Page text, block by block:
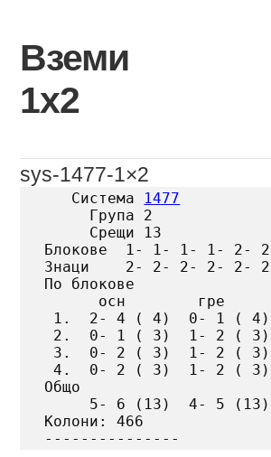
content
Вземи
1х2
sys-1477-1×2
   Система
1477
     Група 2
     Срещи 13
Блокове  1- 1- 1- 1-
Знаци    2- 2- 2- 2- 2-
По блокове
осн        гре
1.  2- 4 ( 4)  0- 1 (
2.  0- 1 ( 3)  1- 2 (
3.  0- 2 ( 3)  1- 2 (
4.  0- 2 ( 3)  1- 2 (
Общо
5- 6 (13)  4- 5
Колони: 466